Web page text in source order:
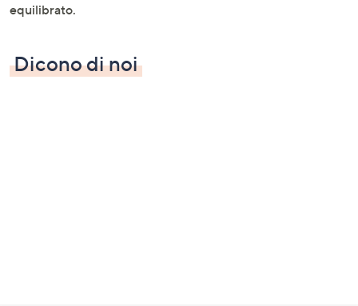
equilibrato.
Dicono di noi